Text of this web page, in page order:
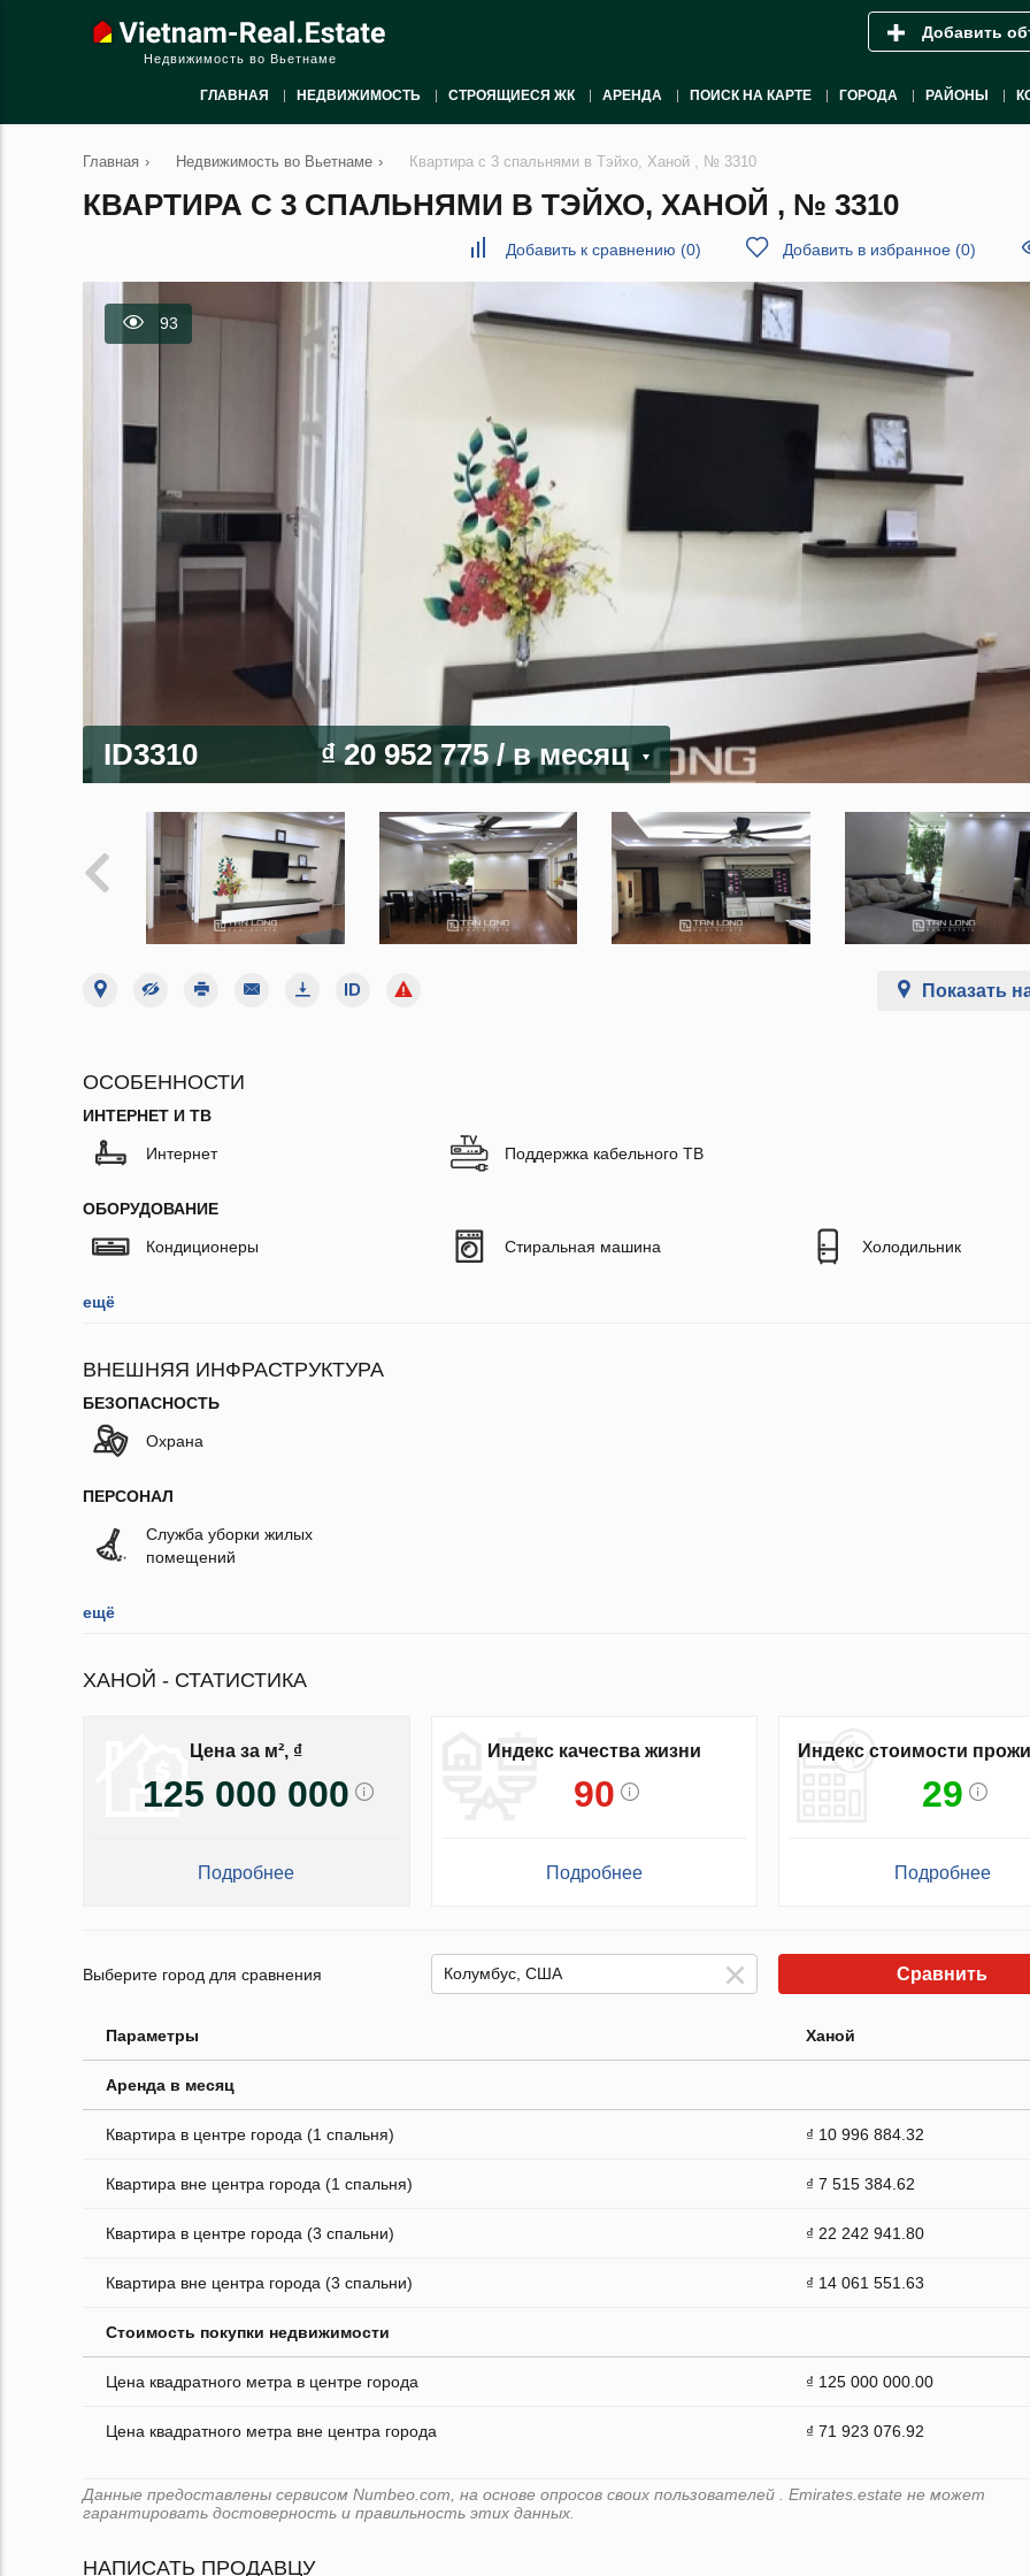
Недвижимость во Вьетнаме
Добавить
ГЛАВНАЯ НЕДВИЖИМОСТЬ СТРОЯЩИЕСЯ ЖК АРЕНДА ПОИСК НА КАРТЕ ГОРОДА РАЙОНЫ
Главная › Недвижимость во Вьетнаме › Квартира с 3 спальнями в Тэйхо, Ханой , № 3310
КВАРТИРА С 3 СПАЛЬНЯМИ В ТЭЙХО, ХАНОЙ , № 3310
Добавить к сравнению (0) Добавить в избранное (0)
93
ID3310 ₫ 20 952 775/ в месяц
Показать
ОСОБЕННОСТИ
ИНТЕРНЕТ И ТВ
Интернет Поддержка кабельного ТВ
ОБОРУДОВАНИЕ
Кондиционеры Стиральная машина Холодильник
ещё
ВНЕШНЯЯ ИНФРАСТРУКТУРА
БЕЗОПАСНОСТЬ
Охрана
ПЕРСОНАЛ
Служба уборки жилых
помещений
ещё
ХАНОЙ - СТАТИСТИКА
Цена за м², ₫
125 000 000
Подробнее
Индекс качества жизни
90
Подробнее
Индекс стоимости
29
Подробнее
Выберите город для сравнения Сравнить
Параметры Ханой
Аренда в месяц
Квартира в центре города (1 спальня) ₫ 10 996 884.32
Квартира вне центра города (1 спальня) ₫ 7 515 384.62
Квартира в центре города (3 спальни) ₫ 22 242 941.80
Квартира вне центра города (3 спальни) ₫ 14 061 551.63
Стоимость покупки недвижимости
Цена квадратного метра в центре города ₫ 125 000 000.00
Цена квадратного метра вне центра города ₫ 71 923 076.92
Данные предоставлены сервисом Numbeo.com, на основе опросов своих пользователей . Emirates.estate не может
гарантировать достоверность и правильность этих данных.
НАПИСАТЬ ПРОДАВЦУ